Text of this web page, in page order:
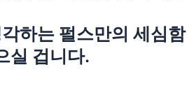
하는 펄스만의 세심함
실 겁니다.